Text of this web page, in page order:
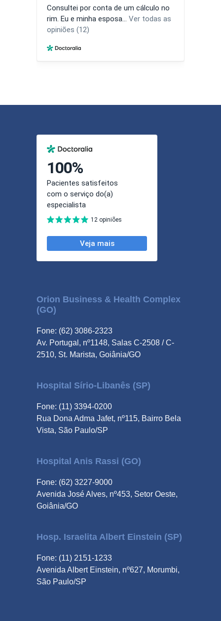
Orion Business & Health Complex
(GO)
Fone: (62) 3086-2323
Av. Portugal, nº1148, Salas C-2508 / C-
2510, St. Marista, Goiânia/GO
Hospital Sírio-Libanês (SP)
Fone: (11) 3394-0200
Rua Dona Adma Jafet, nº115, Bairro Bela
Vista, São Paulo/SP
Hospital Anis Rassi (GO)
Fone: (62) 3227-9000
Avenida José Alves, nº453, Setor Oeste,
Goiânia/GO
Hosp. Israelita Albert Einstein (SP)
Fone: (11) 2151-1233
Avenida Albert Einstein, nº627, Morumbi,
São Paulo/SP